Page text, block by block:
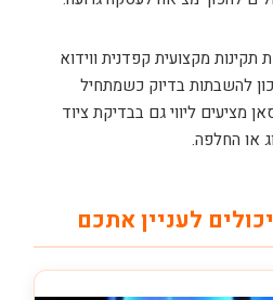
תקינות מקצועית קפדנית ווידוא
להשבתות בדיוק כשמתחיל
מציעים ליווי גם בבדיקת ציוד
או החלפה.
לעניין אתכם